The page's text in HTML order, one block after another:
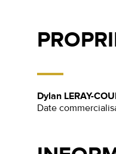
Dylan LERAY-
Date